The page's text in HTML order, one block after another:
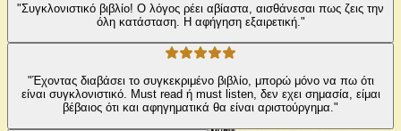
"Συγκλονιστικό βιβλίο! Ο λόγος ρέει αβίαστα, αισθάνεσαι πως ζεις την
όλη κατάσταση. Η αφήγηση εξαιρετική."
"Έχοντας διαβάσει το συγκεκριμένο βιβλίο, μπορώ μόνο να πω ότι
είναι συγκλονιστικό. Must read ή must listen, δεν εχει σημασία, είμαι
βέβαιος ότι και αφηγηματικά θα είναι αριστούργημα."